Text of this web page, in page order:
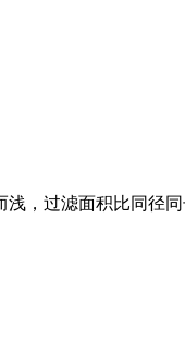
，过滤面积比同径